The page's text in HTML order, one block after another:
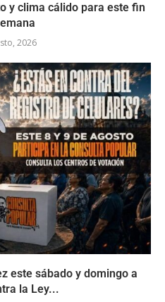
y clima cálido para este fin
2026
este sábado y domingo a
la Ley...